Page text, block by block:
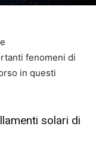
fenomeni di
in questi
solari di